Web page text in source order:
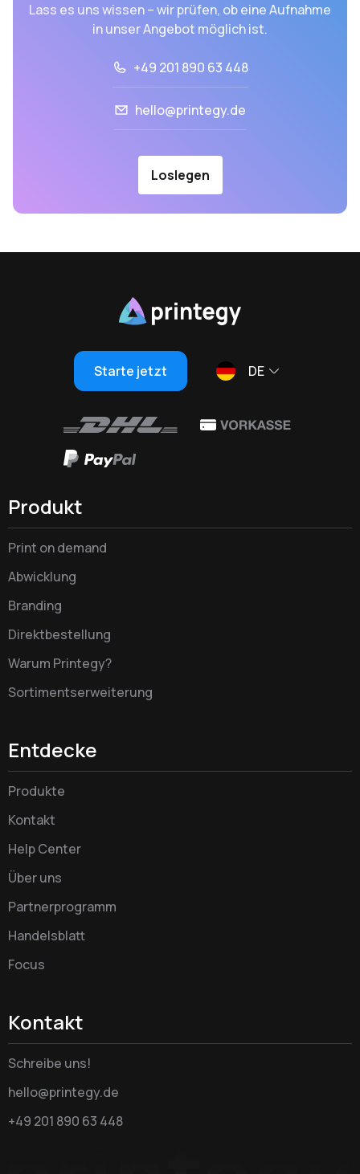
Lass es uns wissen – wir prüfen, ob eine Aufnahme
in unser Angebot möglich ist.
+49 201 890 63 448
hello@printegy.de
Loslegen
Starte jetzt DE
Produkt
Print on demand
Abwicklung
Branding
Direktbestellung
Warum Printegy?
Sortimentserweiterung
Entdecke
Produkte
Kontakt
Help Center
Über uns
Partnerprogramm
Handelsblatt
Focus
Kontakt
Schreibe uns!
hello@printegy.de
+49 201 890 63 448